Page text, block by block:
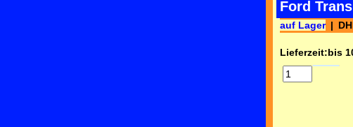
Ford
auf Lager
Lieferzeit:bis